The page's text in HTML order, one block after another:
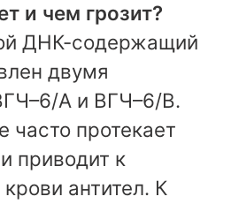
и чем грозит?
ДНК-содержащий
двумя
А и ВГЧ–6/В.
часто протекает
приводит к
антител. К